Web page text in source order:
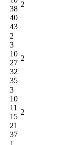
38
40
43
2
2
3
10
27
32
35
2
3
10
11
15
21
37
2